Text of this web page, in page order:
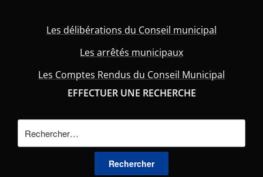
Les délibérations du Conseil municipal
Les arrêtés municipaux
Les Comptes Rendus du Conseil Municipal
EFFECTUER UNE RECHERCHE